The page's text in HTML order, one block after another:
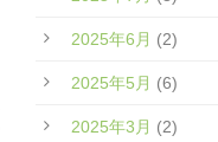
2025年6月 (2)
2025年5月 (6)
2025年3月 (2)